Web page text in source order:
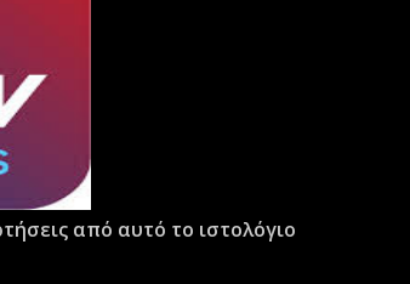
από αυτό το ιστολόγιο